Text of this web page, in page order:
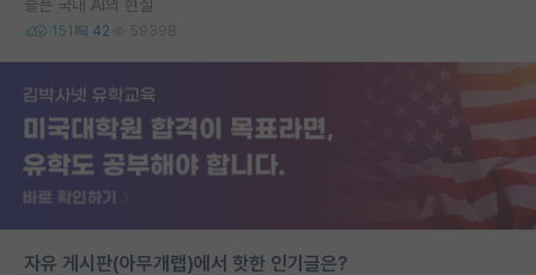
슬픈 국내 AI의 현실
151 42 59398
자유 게시판(아무개랩)에서 핫한 인기글은?